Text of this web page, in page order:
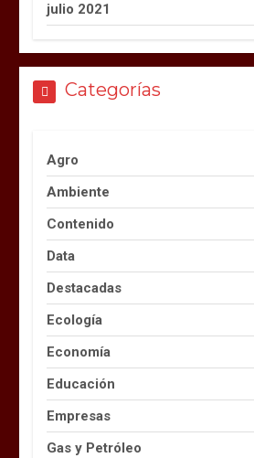
julio 2021
Categorías
Agro
Ambiente
Contenido
Data
Destacadas
Ecología
Economía
Educación
Empresas
Gas y Petróleo